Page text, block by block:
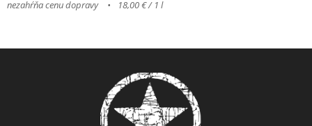
nezahŕňa cenu dopravy 18,00 € / 1 l